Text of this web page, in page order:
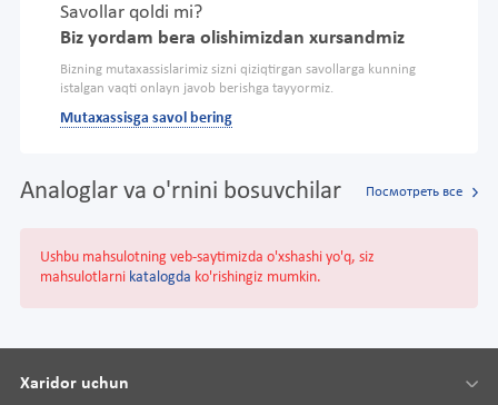
Savollar qoldi mi?
Biz yordam bera olishimizdan xursandmiz
Bizning mutaxassislarimiz sizni qiziqtirgan savollarga kunning
istalgan vaqti onlayn javob berishga tayyormiz.
Mutaxassisga savol bering
Analoglar va o'rnini bosuvchilar Посмотреть все
Ushbu mahsulotning veb-saytimizda o'xshashi yo'q, siz
mahsulotlarni katalogda ko'rishingiz mumkin.
Xaridor uchun